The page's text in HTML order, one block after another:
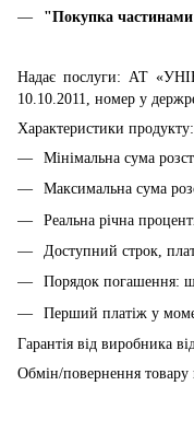
"Покупка
Надає послуги: АТ
10.10.2011, номер у
Характеристики продукту:
Мінімальна сума
Максимальна сума
Реальна річна
Доступний строк,
Порядок погашення:
Перший платіж у
Гарантія від виробника
Обмін/повернення товару